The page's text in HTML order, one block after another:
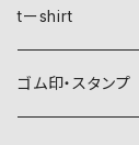
稲妻
霞
植物紋
葵
動物紋
自然紋
稲妻
植物紋
tーshirt
ゴム印・スタンプ